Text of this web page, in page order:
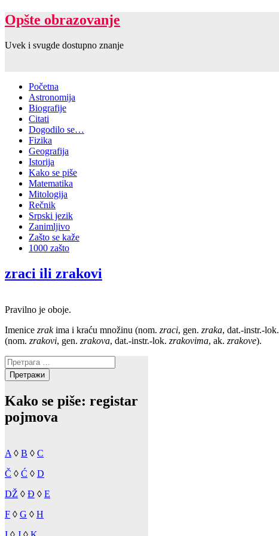
Opšte obrazovanje
Uvek i svugde dostupno znanje
Početna
Astronomija
Biografije
Citati
Dogodilo se…
Fizika
Geografija
Istorija
Kako se piše
Matematika
Mitologija
Rečnik
Srpski jezik
Zanimljivo
Zašto se kaže
1000 zašto
zraci ili zrakovi
Pravilno je oboje.
Imenice zrakima i kraću množinu (nom. zraci, gen. zraka, dat.-instr.-lok.
(nom. zrakovi, gen. zrakova, dat.-instr.-lok. zrakovima, ak. zrakove).
Претрага
за:
Kako se piše: registar
pojmova
A ◊ B ◊ C
Č ◊ Ć ◊ D
DŽ ◊ Đ ◊ E
F ◊ G ◊ H